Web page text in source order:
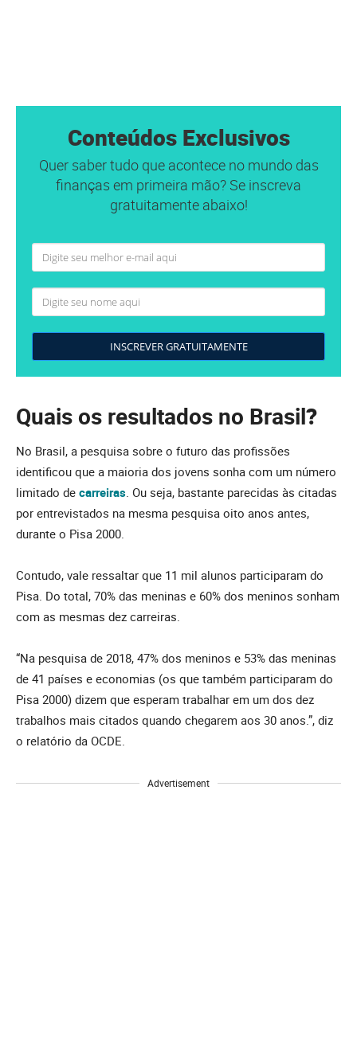
Conteúdos Exclusivos
Quer saber tudo que acontece no mundo das
finanças em primeira mão? Se inscreva
gratuitamente abaixo!
INSCREVER GRATUITAMENTE
Quais os resultados no Brasil?
No Brasil, a pesquisa sobre o futuro das profissões
identificou que a maioria dos jovens sonha com um número
limitado de carreiras. Ou seja, bastante parecidas às citadas
por entrevistados na mesma pesquisa oito anos antes,
durante o Pisa 2000.
Contudo, vale ressaltar que 11 mil alunos participaram do
Pisa. Do total, 70% das meninas e 60% dos meninos sonham
com as mesmas dez carreiras.
“Na pesquisa de 2018, 47% dos meninos e 53% das meninas
de 41 países e economias (os que também participaram do
Pisa 2000) dizem que esperam trabalhar em um dos dez
trabalhos mais citados quando chegarem aos 30 anos.”, diz
o relatório da OCDE.
Advertisement